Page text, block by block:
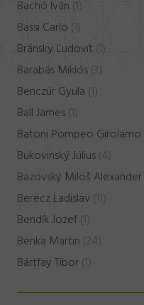
Bachó Iván (1)
Bassi Carlo (1)
Bránsky Ľudovít (1)
Barabás Miklós(3)
Benczúr Gyula (1)
Ball James(1)
Batoni Pompeo Girolamo
Bukovinský Július(4)
Bazovský Miloš Alexander
Berecz Ladislav (11)
Bendík Jozef(1)
Benka Martin (24)
Bártfay Tibor(1)